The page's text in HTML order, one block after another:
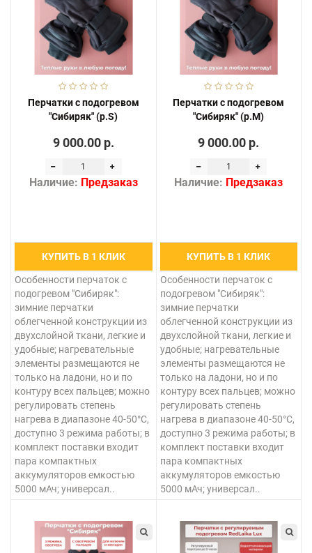
Перчатки с подогревом
"Сибиряк" (р.S)
9 000.00 р.
Наличие: Предзаказ
КУПИТЬ В 1 КЛИК
Особенности перчаток с
подогревом "Сибиряк":
зимние перчатки
облегченной конструкции из
двухслойной ткани, легкие и
удобные; нагревательные
элементы размещаются не
только на ладони, но и по
контуру всех пальцев; можно
регулировать степень
нагрева в диапазоне 40-50°С,
доступно 3 режима работы; в
комплект поставки входит
пара компактных
аккумуляторов емкостью
5000 мАч; универсал..
Перчатки с подогревом
"Сибиряк" (р.M)
9 000.00 р.
Наличие: Предзаказ
КУПИТЬ В 1 КЛИК
Особенности перчаток с
подогревом "Сибиряк":
зимние перчатки
облегченной конструкции из
двухслойной ткани, легкие и
удобные; нагревательные
элементы размещаются не
только на ладони, но и по
контуру всех пальцев; можно
регулировать степень
нагрева в диапазоне 40-50°С,
доступно 3 режима работы; в
комплект поставки входит
пара компактных
аккумуляторов емкостью
5000 мАч; универсал..